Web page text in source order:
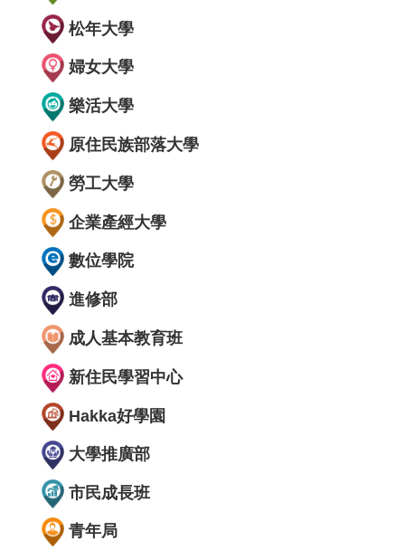
松年大學
婦女大學
樂活大學
原住民族部落大學
勞工大學
企業產經大學
數位學院
進修部
成人基本教育班
新住民學習中心
Hakka好學園
大學推廣部
市民成長班
青年局